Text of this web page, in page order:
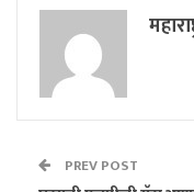
PREV POST